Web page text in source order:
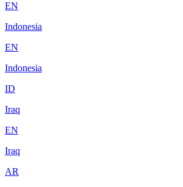
EN
Indonesia
EN
Indonesia
ID
Iraq
EN
Iraq
AR